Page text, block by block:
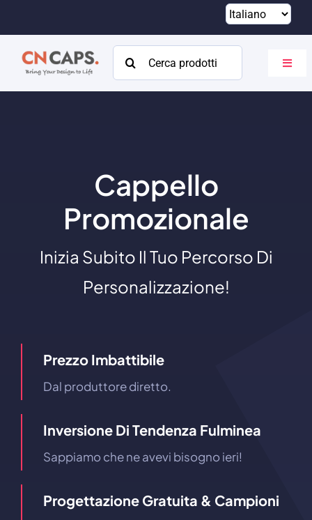
contenuto
Cercare:
Cappello
Promozionale
Inizia Subito Il Tuo Percorso Di
Personalizzazione!
Prezzo Imbattibile
Dal produttore diretto.
Inversione Di Tendenza Fulminea
Sappiamo che ne avevi bisogno ieri!
Progettazione Gratuita & Campioni